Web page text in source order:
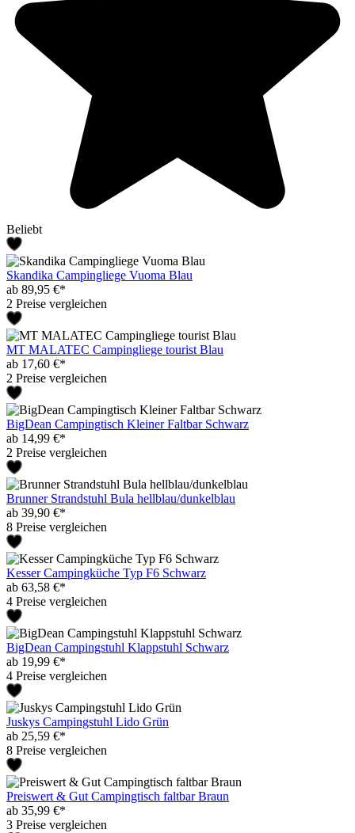
Beliebt
Skandika Campingliege Vuoma Blau
ab 89,95 €*
2 Preise vergleichen
MT MALATEC Campingliege tourist Blau
ab 17,60 €*
2 Preise vergleichen
BigDean Campingtisch Kleiner Faltbar Schwarz
ab 14,99 €*
2 Preise vergleichen
Brunner Strandstuhl Bula hellblau/dunkelblau
ab 39,90 €*
8 Preise vergleichen
Kesser Campingküche Typ F6 Schwarz
ab 63,58 €*
4 Preise vergleichen
BigDean Campingstuhl Klappstuhl Schwarz
ab 19,99 €*
4 Preise vergleichen
Juskys Campingstuhl Lido Grün
ab 25,59 €*
8 Preise vergleichen
Preiswert & Gut Campingtisch faltbar Braun
ab 35,99 €*
3 Preise vergleichen